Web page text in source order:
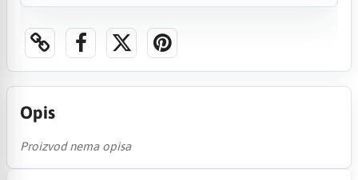
Opis
Proizvod nema opisa